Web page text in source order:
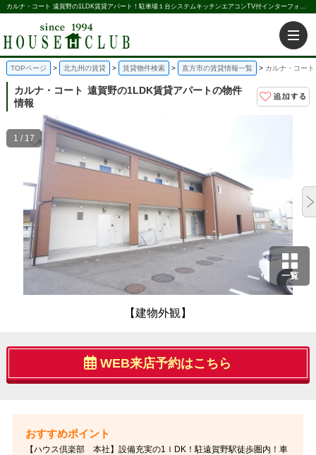
カルナ・コート 遠賀野の1LDK賃貸アパート！駐車場１台システムキッチンエアコンTV付インターフォンイオン直方｜株式会社ハウス倶楽部
TOPページ 北九州の賃貸 賃貸物件検索 直方市の賃貸情報一覧 カルナ・コー
カルナ・コート 遠賀野の1LDK賃貸アパートの物件
情報
一覧
【建物外観】
1 / 17
WEB来店予約はこちら
【ハウス倶楽部 本社】設備充実の1ｌDK！駐遠賀野駅徒歩圏内！車